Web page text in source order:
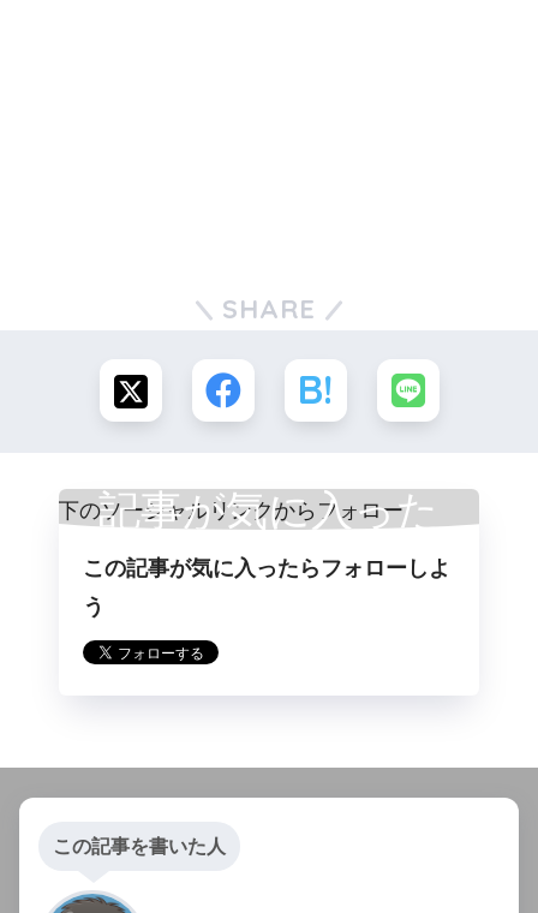
SHARE
記事が気に入った
らフォロー
この記事が気に入ったらフォローしよ
う
この記事を書いた人